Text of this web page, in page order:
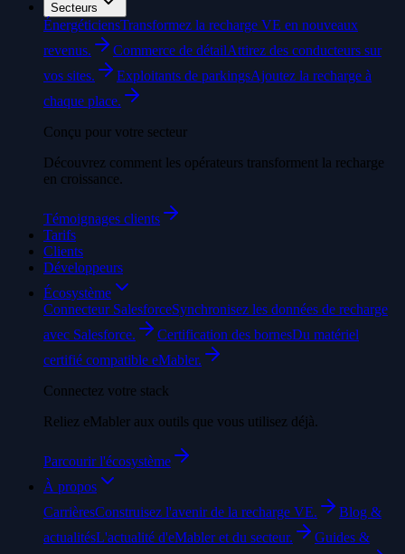
Secteurs
ÉnergéticiensTransformez la recharge VE en nouveaux
revenus.
Commerce de détailAttirez des conducteurs sur
vos sites.
Exploitants de parkingsAjoutez la recharge à
chaque place.
Conçu pour votre secteur
Découvrez comment les opérateurs transforment la recharge
en croissance.
Témoignages clients
Tarifs
Clients
Développeurs
Écosystème
Connecteur SalesforceSynchronisez les données de recharge
avec Salesforce.
Certification des bornesDu matériel
certifié compatible eMabler.
Connectez votre stack
Reliez eMabler aux outils que vous utilisez déjà.
Parcourir l'écosystème
À propos
CarrièresConstruisez l'avenir de la recharge VE.
Blog &
actualitésL'actualité d'eMabler et du secteur.
Guides &